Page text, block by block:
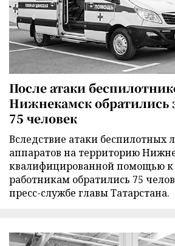
После атаки
Нижнекамск
75 человек
Вследствие атаки беспилотных
аппаратов на территорию
квалифицированной помощью
работникам обратились 75
пресс-службе главы Татарстана.